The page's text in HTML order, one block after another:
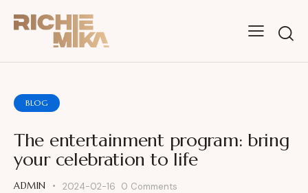
BLOG
The entertainment program: bring
your celebration to life
ADMIN 2024-02-16 0 Comments